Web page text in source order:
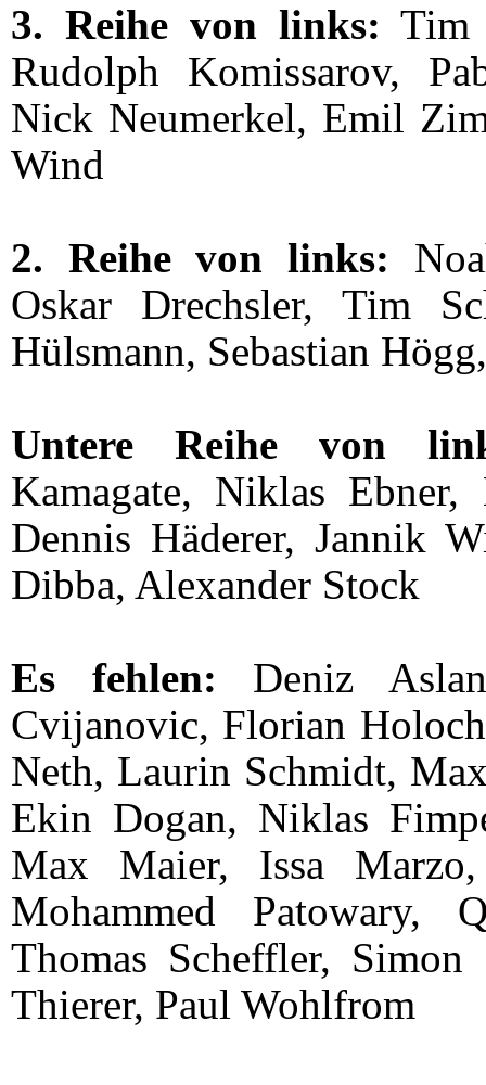
3. Reihe von links: Tim
Rudolph Komissarov,
Nick Neumerkel, Emil
Wind
2. Reihe von links:
Oskar Drechsler, Tim
Hülsmann, Sebastian
Untere Reihe von
Kamagate, Niklas
Dennis Häderer, Jannik
Dibba, Alexander Stock
Es fehlen: Deniz
Cvijanovic, Florian
Neth, Laurin Schmidt,
Ekin Dogan, Niklas
Max Maier, Issa
Mohammed Patowary,
Thomas Scheffler,
Thierer, Paul Wohlfrom